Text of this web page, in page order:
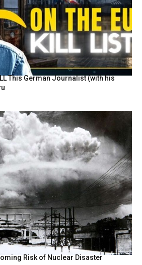
This German Journalist (with his
Risk of Nuclear Disaster